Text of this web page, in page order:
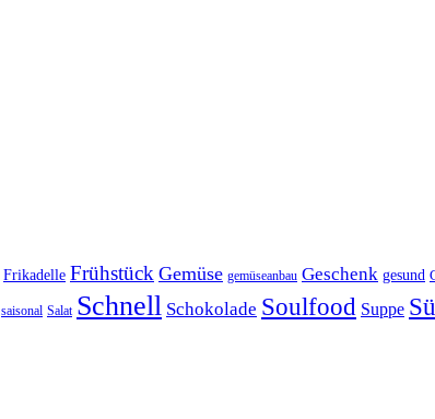
Frikadelle Frühstück Gemüse gemüseanbau Geschenk gesund
saisonal Salat Schnell Schokolade Soulfood Suppe